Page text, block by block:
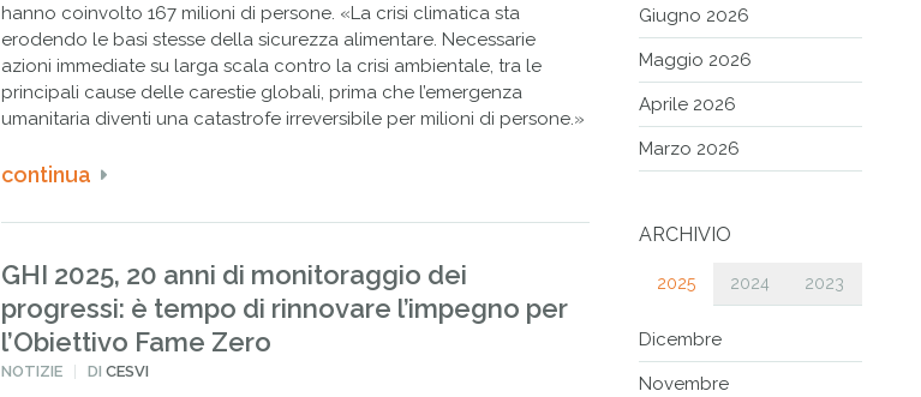
hanno coinvolto 167 milioni di persone. «La crisi climatica sta
erodendo le basi stesse della sicurezza alimentare. Necessarie
azioni immediate su larga scala contro la crisi ambientale, tra le
principali cause delle carestie globali, prima che l’emergenza
umanitaria diventi una catastrofe irreversibile per milioni di persone.»
continua
GHI 2025, 20 anni di monitoraggio dei
progressi: è tempo di rinnovare l’impegno per
l’Obiettivo Fame Zero
PUBBLICATO
NOTIZIE DICESVI
Giugno 2026
Maggio 2026
Aprile 2026
Marzo 2026
ARCHIVIO
2025 2024 2023
Dicembre
Novembre